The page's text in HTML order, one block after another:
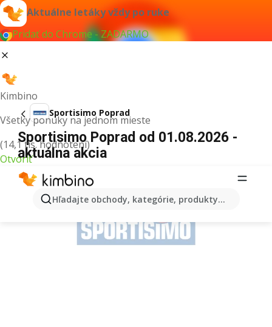
Aktuálne letáky vždy po ruke
Pridať do Chrome - ZADARMO
Kimbino
Všetky ponuky na jednom mieste
(14,1 tis. hodnotení)
Otvoriť
Hľadajte obchody, kategórie, produkty...
Sportisimo Poprad
Sportisimo Poprad od 01.08.2026 -
aktuálna akcia